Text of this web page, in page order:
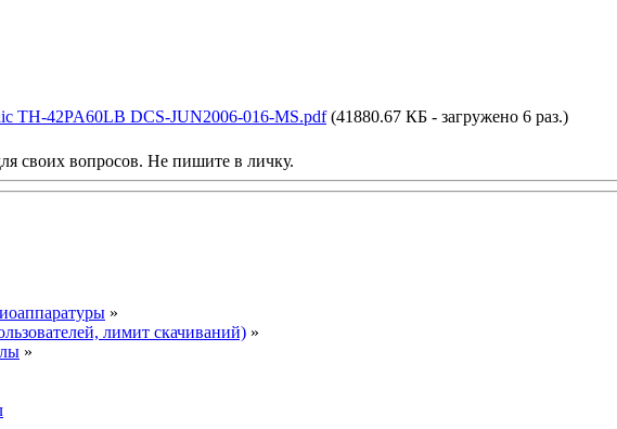
TH-42PA60LB DCS-JUN2006-016-MS.pdf(41880.67 КБ - загружено 6 раз.)
своих вопросов. Не пишите в личку.
»
лимит скачиваний) »
»